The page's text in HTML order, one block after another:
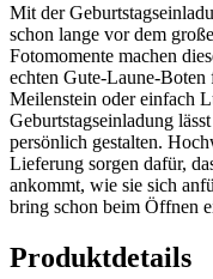
Mit der
schon lange vor dem
Fotomomente machen
echten Gute-Laune-
Meilenstein oder einfach
Geburtstagseinladung
persönlich gestalten.
Lieferung sorgen dafür,
ankommt, wie sie sich
bring schon beim Öffnen
Produktdetails